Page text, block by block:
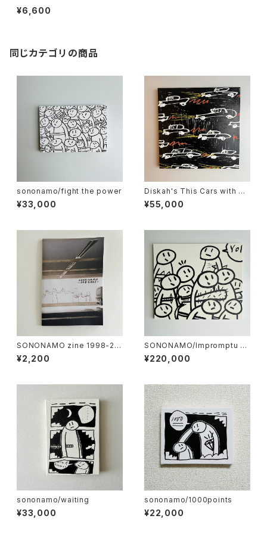
N version
¥6,600
同じカテゴリの商品
sononamo/fight the power
¥33,000
Diskah's This Cars with So
nonamo
¥55,000
SONONAMO zine 1998-20
03
¥2,200
SONONAMO/Impromptu se
ries-Armed Crowds
¥220,000
sononamo/waiting
¥33,000
sononamo/1000points
¥22,000